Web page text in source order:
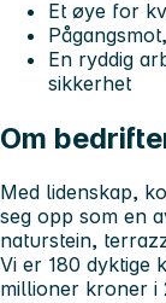
Et øye for
En ryddig
sikkerhet
Om
Med lidenskap,
seg opp som en
naturstein,
Vi er 180 dyktige
millioner kroner i